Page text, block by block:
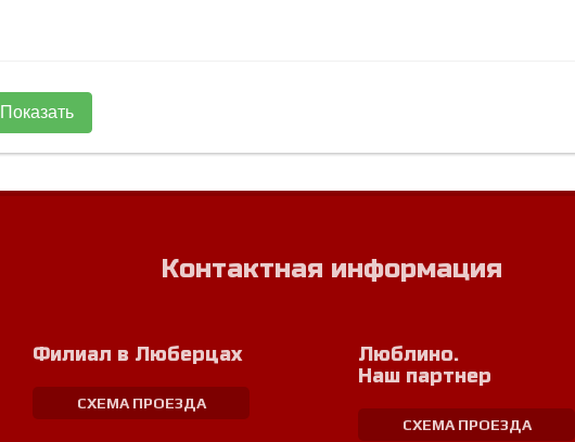
Показать
Контактная информация
Филиал в Люберцах
СХЕМА ПРОЕЗДА
Люблино.
Наш партнер
СХЕМА ПРОЕЗДА